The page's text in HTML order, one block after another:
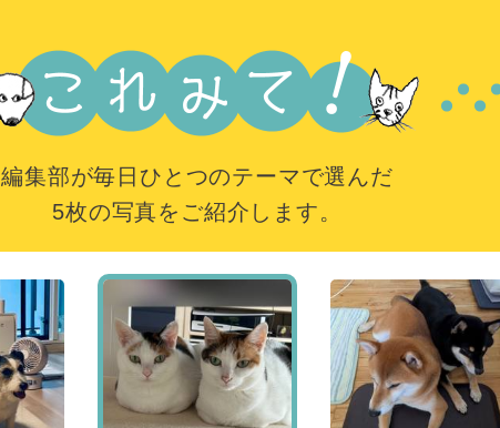
編集部が毎日ひとつのテーマで選んだ
5枚の写真をご紹介します。